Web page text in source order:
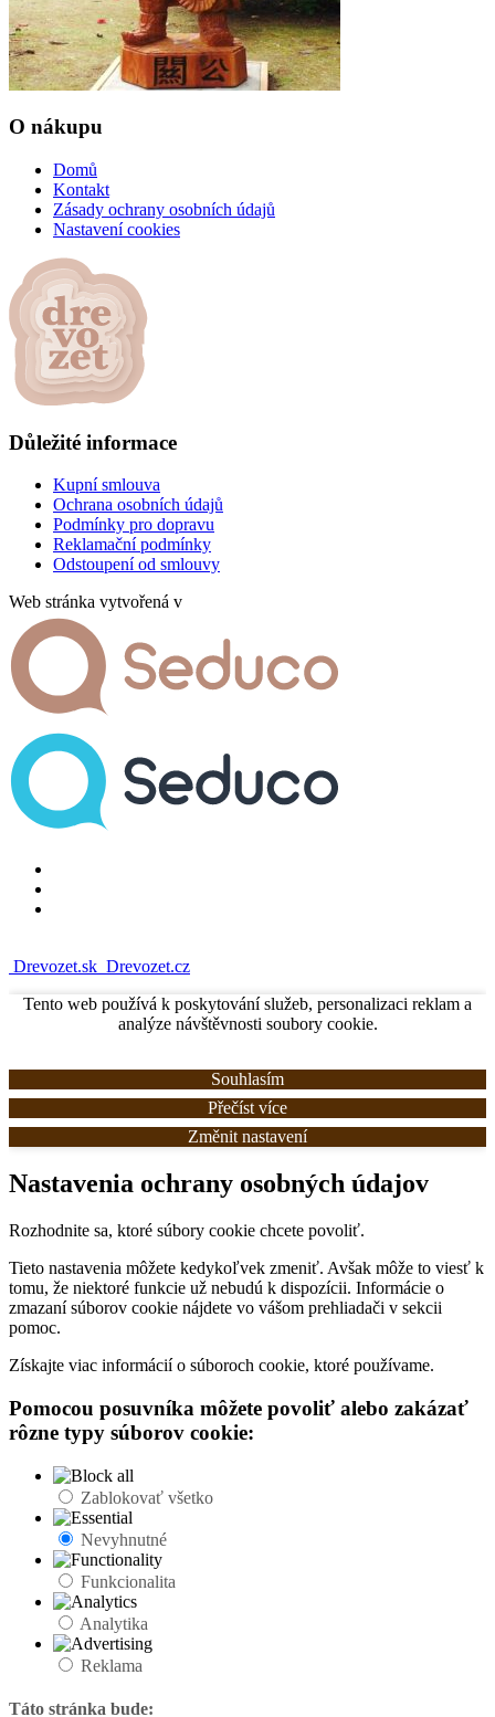
O nákupu
Domů
Kontakt
Zásady ochrany osobních údajů
Nastavení cookies
Důležité informace
Kupní smlouva
Ochrana osobních údajů
Podmínky pro dopravu
Reklamační podmínky
Odstoupení od smlouvy
Web stránka vytvořená v
Drevozet.sk Drevozet.cz
Tento web používá k poskytování služeb, personalizaci reklam a
analýze návštěvnosti soubory cookie.
Souhlasím
Přečíst více
Změnit nastavení
Nastavenia ochrany osobných údajov
Rozhodnite sa, ktoré súbory cookie chcete povoliť.
Tieto nastavenia môžete kedykoľvek zmeniť. Avšak môže to viesť k
tomu, že niektoré funkcie už nebudú k dispozícii. Informácie o
zmazaní súborov cookie nájdete vo vášom prehliadači v sekcii
pomoc.
Získajte viac informácií o súboroch cookie, ktoré používame.
Pomocou posuvníka môžete povoliť alebo zakázať
rôzne typy súborov cookie:
Zablokovať všetko
Nevyhnutné
Funkcionalita
Analytika
Reklama
Táto stránka bude: